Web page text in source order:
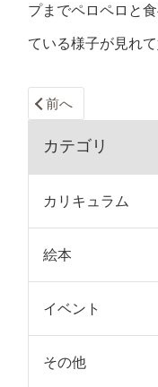
プまでペロペロと
ている様子が見れ
前へ
カテゴリ
カリキュラム
絵本
イベント
その他